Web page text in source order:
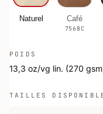
Naturel Café
7568C
POIDS
13,3 oz/vg lin. (270
TAILLES